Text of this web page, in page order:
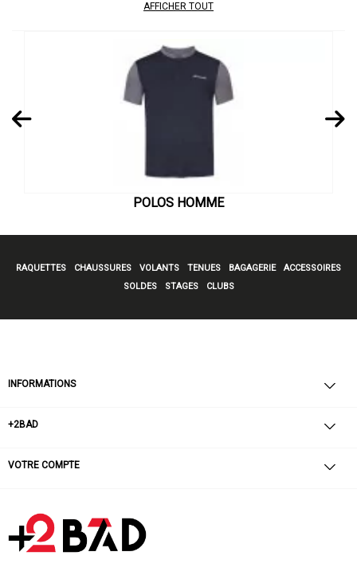
AFFICHER TOUT
POLOS HOMME
RAQUETTES CHAUSSURES VOLANTS TENUES BAGAGERIE
ACCESSOIRES
SOLDES
STAGES CLUBS
INFORMATIONS
+2BAD
VOTRE COMPTE